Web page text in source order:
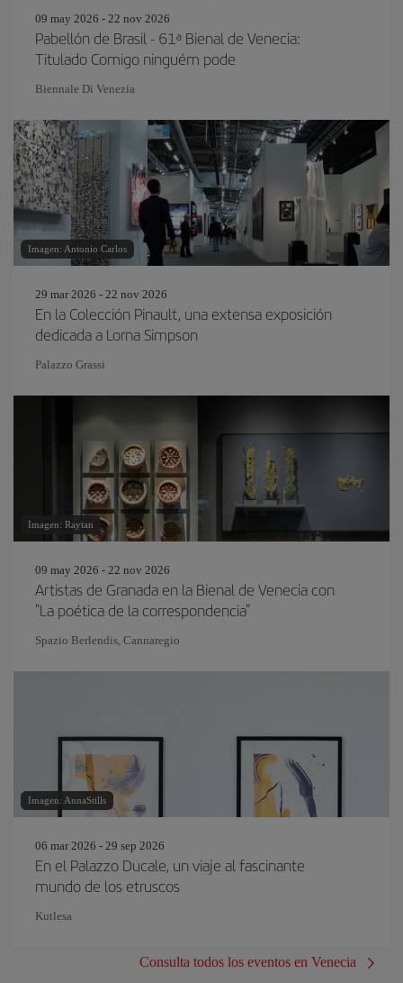
09 may 2026 - 22 nov 2026
Pabellón de Brasil - 61ª Bienal de Venecia:
Titulado Comigo ninguém pode
Biennale Di Venezia
Imagen: Antonio Carlos
29 mar 2026 - 22 nov 2026
En la Colección Pinault, una extensa exposición
dedicada a Lorna Simpson
Palazzo Grassi
Imagen: Raytan
09 may 2026 - 22 nov 2026
Artistas de Granada en la Bienal de Venecia con
"La poética de la correspondencia"
Spazio Berlendis, Cannaregio
Imagen: AnnaStills
06 mar 2026 - 29 sep 2026
En el Palazzo Ducale, un viaje al fascinante
mundo de los etruscos
Kutlesa
Consulta todos los eventos en Venecia